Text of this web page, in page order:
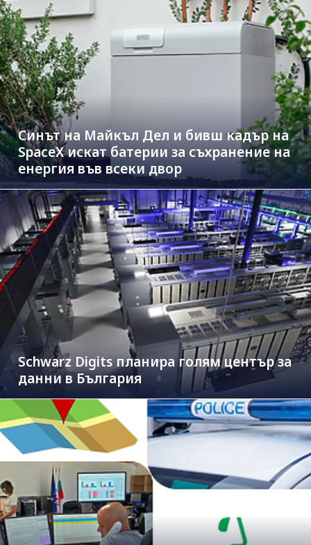
Синът на Майкъл Дeл и бивш кадър на
SpaceX искат батерии за съхранение на
енергия във всеки двор
Schwarz Digits планира голям център за
данни в България